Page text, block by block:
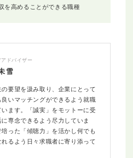
を高めることができる職種
ドバイザー
雪
要望を汲み取り、企業にとって
いマッチングができるよう就職
ます。「誠実」をモットーに受
専念できるよう尽力していま
った「傾聴力」を活かし何でも
るよう日々求職者に寄り添って